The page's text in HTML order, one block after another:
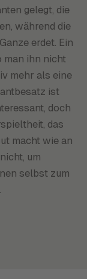
gelegt, die
während die
erdet. Ein
man ihn nicht
mehr als eine
ist
doch
das
macht wie an
um
selbst zum